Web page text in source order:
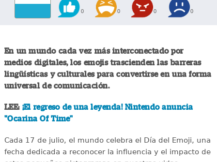
0 0 0 0
En un mundo cada vez más interconectado por
medios digitales, los emojis trascienden las barreras
lingüísticas y culturales para convertirse en una forma
universal de comunicación.
LEE: ¡El regreso de una leyenda! Nintendo anuncia
"Ocarina Of Time"
Cada 17 de julio, el mundo celebra el Día del Emoji, una
fecha dedicada a reconocer la influencia y el impacto de